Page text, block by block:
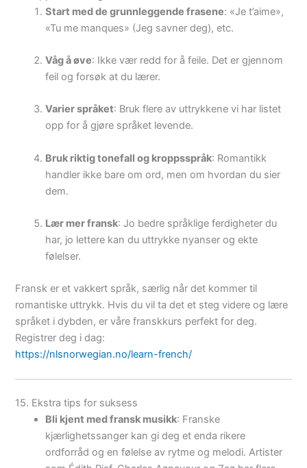
Start med de grunnleggende frasene: «Je t’aime»,
«Tu me manques» (Jeg savner deg), etc.
Våg å øve: Ikke vær redd for å feile. Det er gjennom
feil og forsøk at du lærer.
Varier språket: Bruk flere av uttrykkene vi har listet
opp for å gjøre språket levende.
Bruk riktig tonefall og kroppsspråk: Romantikk
handler ikke bare om ord, men om hvordan du sier
dem.
Lær mer fransk: Jo bedre språklige ferdigheter du
har, jo lettere kan du uttrykke nyanser og ekte
følelser.
Fransk er et vakkert språk, særlig når det kommer til
romantiske uttrykk. Hvis du vil ta det et steg videre og lære
språket i dybden, er våre franskkurs perfekt for deg.
Registrer deg i dag:
https://nlsnorwegian.no/learn-french/
15. Ekstra tips for suksess
Bli kjent med fransk musikk: Franske
kjærlighetssanger kan gi deg et enda rikere
ordforråd og en følelse av rytme og melodi. Artister